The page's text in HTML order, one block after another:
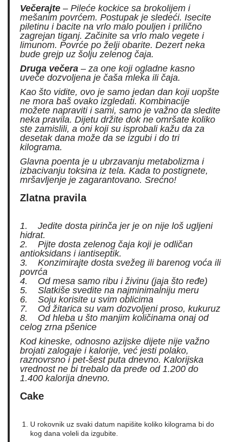
Večerajte – Pileće kockice sa brokolijem i
mešanim povrćem. Postupak je sledeći. Isecite
piletinu i bacite na vrlo malo pouljen i prilično
zagrejan tiganj. Začinite sa vrlo malo vegete i
limunom. Povrće po želji obarite. Dezert neka
bude grejp uz šolju zelenog čaja.
Druga večera – za one koji ogladne kasno
uveče dozvoljena je čaša mleka ili čaja.
Kao što vidite, ovo je samo jedan dan koji uopšte
ne mora baš ovako izgledati. Kombinacije
možete napraviti i sami, samo je važno da sledite
neka pravila. Dijetu držite dok ne omršate koliko
ste zamislili, a oni koji su isprobali kažu da za
desetak dana može da se izgubi i do tri
kilograma.
Glavna poenta je u ubrzavanju metabolizma i
izbacivanju toksina iz tela. Kada to postignete,
mršavljenje je zagarantovano. Srećno!
Zlatna pravila
1. Jedite dosta pirinča jer je on nije loš ugljeni
hidrat.
2. Pijte dosta zelenog čaja koji je odličan
antioksidans i iantiseptik.
3. Konzimirajte dosta svežeg ili barenog voća ili
povrća
4. Od mesa samo ribu i živinu (jaja što ređe)
5. Slatkiše svedite na najminimalniju meru
6. Soju korisite u svim oblicima
7. Od žitarica su vam dozvoljeni proso, kukuruz
8. Od hleba u što manjim količinama onaj od
celog zrna pšenice
Kod kineske, odnosno azijske dijete nije važno
brojati zalogaje i kalorije, već jesti polako,
raznovrsno i pet-šest puta dnevno. Kalorijska
vrednost ne bi trebalo da pređe od 1.200 do
1.400 kalorija dnevno.
Cake
U rokovnik uz svaki datum napišite koliko kilograma bi do
kog dana voleli da izgubite.